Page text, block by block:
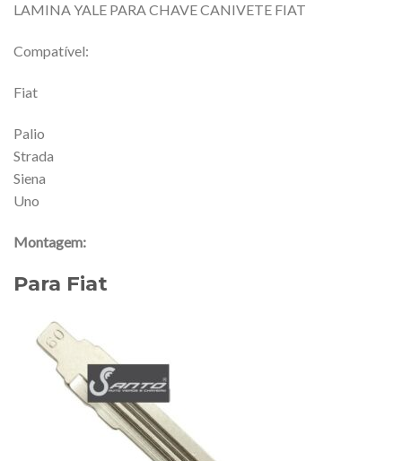
LAMINA YALE PARA CHAVE CANIVETE FIAT
Compatível:
Fiat
Palio
Strada
Siena
Uno
Montagem:
Para Fiat